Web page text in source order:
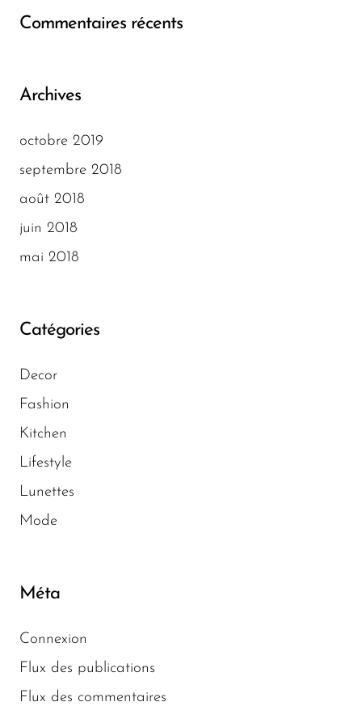
Commentaires récents
Archives
octobre 2019
septembre 2018
août 2018
juin 2018
mai 2018
Catégories
Decor
Fashion
Kitchen
Lifestyle
Lunettes
Mode
Méta
Connexion
Flux des publications
Flux des commentaires